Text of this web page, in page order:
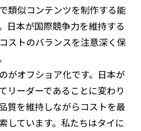
類似コンテンツを制作する能
日本が国際競争力を維持する
ストのバランスを注意深く保
がオフショア化です。日本が
リーダーであることに変わり
質を維持しながらコストを最
しています。私たちはタイに